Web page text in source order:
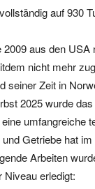
vollständig auf 930
aus den USA
nicht mehr
seiner Zeit in
2025 wurde
umfangreiche
Getriebe hat
Arbeiten
erledigt: